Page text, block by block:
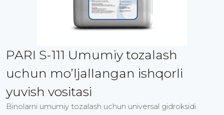
PARI S-111 Umumiy tozalash
uchun mo’ljallangan ishqorli
yuvish vositasi
Binolarni umumiy tozalash uchun universal gidroksidi